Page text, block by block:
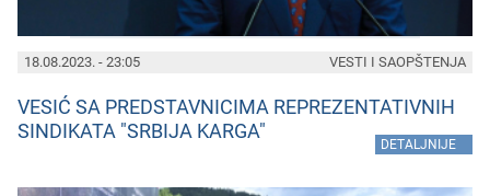
18.08.2023. - 23:05
VESIĆ SA PREDSTAVNICIMA REPREZENTATIVNIH
SINDIKATA "SRBIJA KARGA"
DETALJNIJE
VESTI I SAOPŠTENJA